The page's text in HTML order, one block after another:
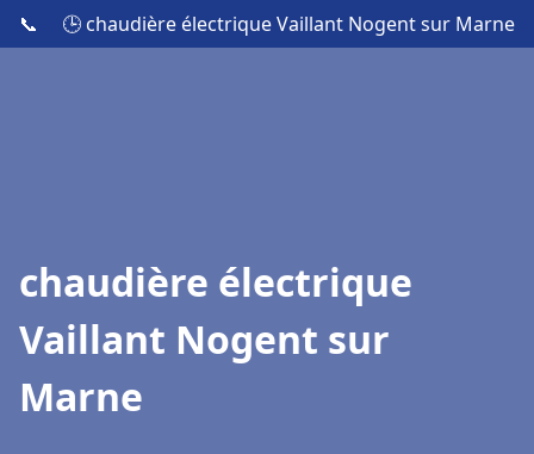
📞 🕒 chaudière électrique Vaillant Nogent sur Marne
chaudière électrique
Vaillant Nogent sur
Marne